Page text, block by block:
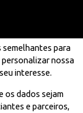
para
personalizar nossa
interesse.
os dados sejam
e parceiros,